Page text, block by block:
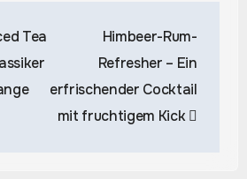
Tea
Himbeer-Rum-
Refresher – Ein
erfrischender Cocktail
mit fruchtigem Kick